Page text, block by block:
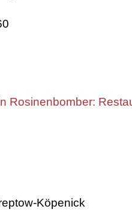
Rosinenbomber:
Köpenick